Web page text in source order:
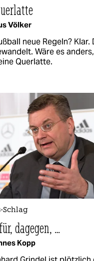
Völker
neue Regeln? Klar.
Wäre es
Querlatte.
Schlag
dagegen, …
Kopp